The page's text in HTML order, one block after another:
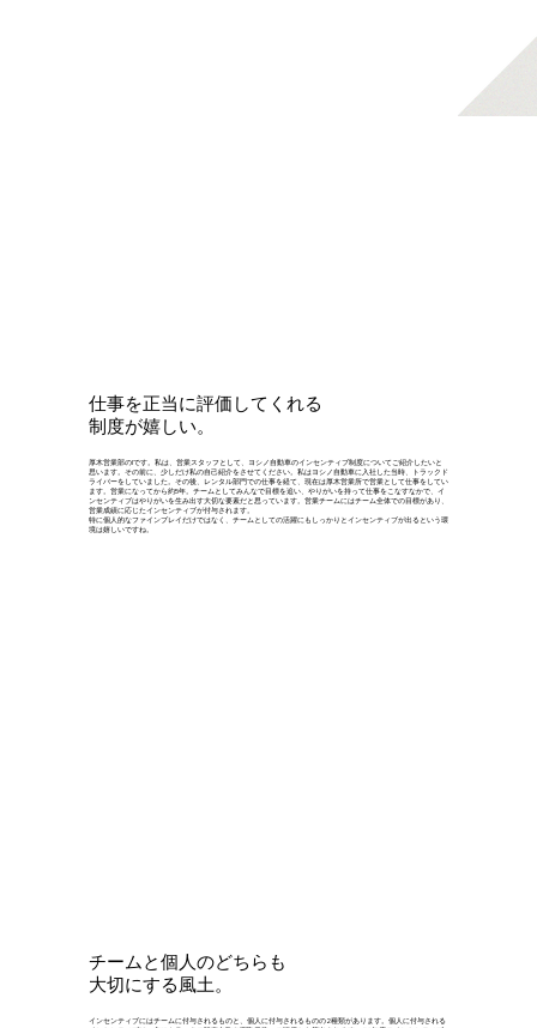
仕事を正当に評価してくれる
制度が嬉しい。
厚木営業部のIです。私は、営業スタッフとして、ヨシノ自動車のインセンティブ制度についてご紹介したいと
思います。その前に、少しだけ私の自己紹介をさせてください。私はヨシノ自動車に入社した当時、トラックド
ライバーをしていました。その後、レンタル部門での仕事を経て、現在は厚木営業所で営業として仕事をしてい
ます。営業になってから約5年。チームとしてみんなで目標を追い、やりがいを持って仕事をこなすなかで、イ
ンセンティブはやりがいを生み出す大切な要素だと思っています。営業チームにはチーム全体での目標があり、
営業成績に応じたインセンティブが付与されます。
特に個人的なファインプレイだけではなく、チームとしての活躍にもしっかりとインセンティブが出るという環
境は嬉しいですね。
チームと個人のどちらも
大切にする風土。
インセンティブにはチームに付与されるものと、個人に付与されるものの2種類があります。個人に付与される